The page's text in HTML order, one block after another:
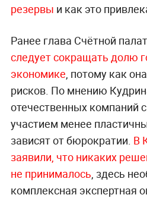
резервы и как это
Ранее глава Счётной
следует сокращать долю
экономике, потому как
рисков. По мнению
отечественных компаний
участием менее
зависят от бюрократии. В
заявили, что никаких
не принималось, здесь
комплексная экспертная